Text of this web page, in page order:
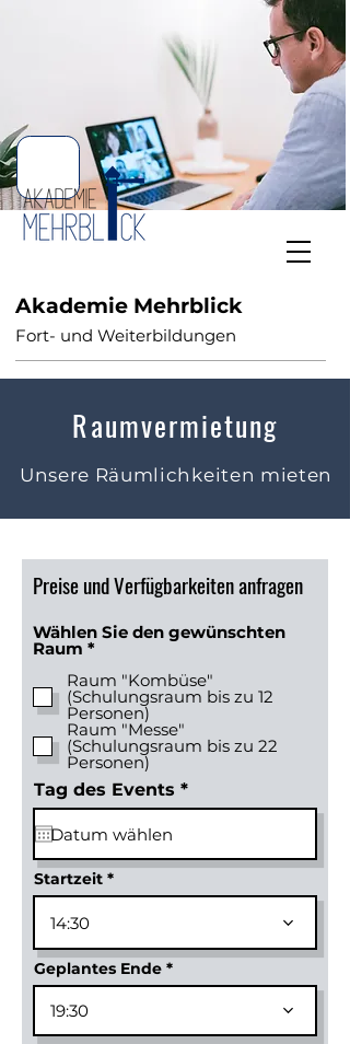
Akademie Mehrblick
Fort- und Weiterbildungen
Unsere Räumlichkeiten mieten
Raumvermietung
Preise und Verfügbarkeiten anfragen
Wählen Sie den gewünschten
Raum *
l
i
c
h
t
f
l
d
Raum "Kombüse"
(Schulungsraum bis zu 12
Personen)
Raum "Messe"
(Schulungsraum bis zu 22
Personen)
Tag des Events *r
e
i
e
Startzeit
14:30
Geplantes Ende
19:30